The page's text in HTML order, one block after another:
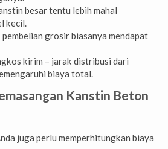
besar tentu lebih mahal
kecil.
pembelian grosir biasanya mendapat
kirim – jarak distribusi dari
biaya total.
Kanstin Beton
juga perlu memperhitungkan biaya